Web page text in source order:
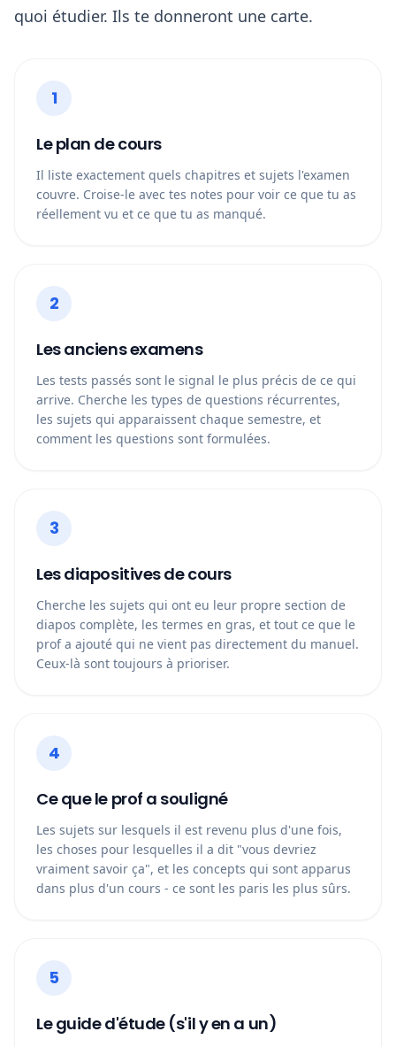
quoi étudier. Ils te donneront une carte.
1
Le plan de cours
Il liste exactement quels chapitres et sujets l'examen
couvre. Croise-le avec tes notes pour voir ce que tu as
réellement vu et ce que tu as manqué.
2
Les anciens examens
Les tests passés sont le signal le plus précis de ce qui
arrive. Cherche les types de questions récurrentes,
les sujets qui apparaissent chaque semestre, et
comment les questions sont formulées.
3
Les diapositives de cours
Cherche les sujets qui ont eu leur propre section de
diapos complète, les termes en gras, et tout ce que le
prof a ajouté qui ne vient pas directement du manuel.
Ceux-là sont toujours à prioriser.
4
Ce que le prof a souligné
Les sujets sur lesquels il est revenu plus d'une fois,
les choses pour lesquelles il a dit "vous devriez
vraiment savoir ça", et les concepts qui sont apparus
dans plus d'un cours - ce sont les paris les plus sûrs.
5
Le guide d'étude (s'il y en a un)